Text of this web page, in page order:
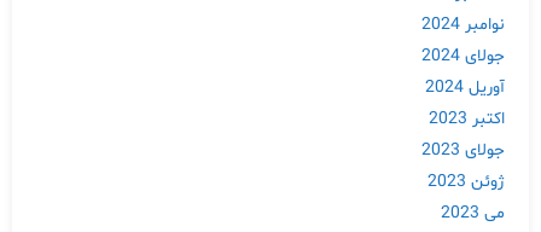
نوامبر 2024
جولای 2024
آوریل 2024
اکتبر 2023
جولای 2023
ژوئن 2023
می 2023